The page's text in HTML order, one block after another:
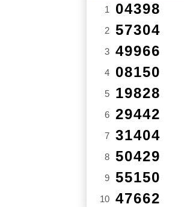
1 04398
2 57304
3 49966
4 08150
5 19828
6 29442
7 31404
8 50429
9 55150
10 47662